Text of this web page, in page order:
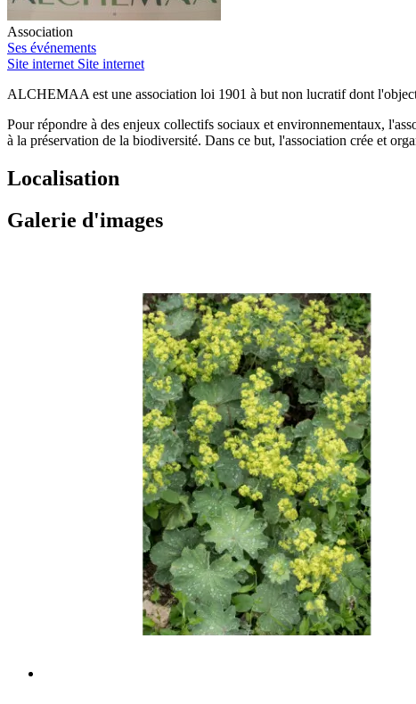
Association
Ses événements
Site internet Site internet
ALCHEMAA est une association loi 1901 à but non lucratif dont
Pour répondre à des enjeux collectifs sociaux et environnementaux,
à la préservation de la biodiversité. Dans ce but, l'association crée et
Localisation
Galerie d'images